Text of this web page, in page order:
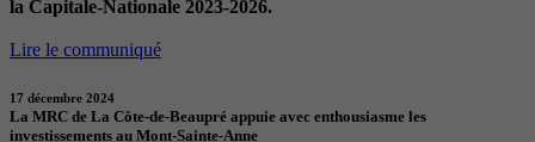
la Capitale-Nationale 2023-2026.
Lire le communiqué
17 décembre 2024
La MRC de La Côte-de-Beaupré appuie avec enthousiasme les
investissements au Mont-Sainte-Anne